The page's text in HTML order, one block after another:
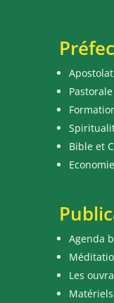
Apostolat
Bible et
Economie
Agenda
Les